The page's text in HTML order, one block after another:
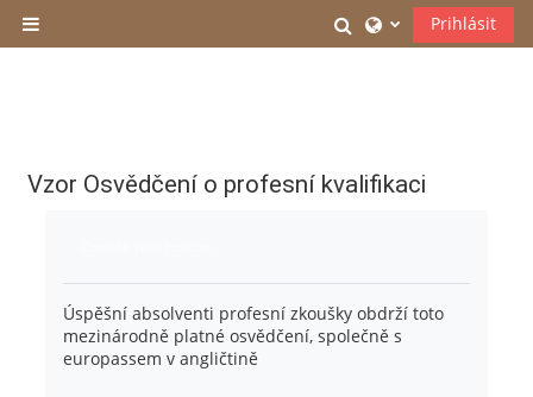
Boční panel
PřepnoutPrihlásit
Vzor Osvědčení o profesní kvalifikaci
Úspěšní absolventi profesní zkoušky obdrží toto
mezinárodně platné osvědčení, společně s
europassem v angličtině